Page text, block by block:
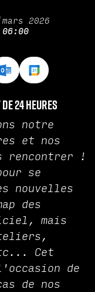
mars 2026
06:00
24 heures
notre
et nos
rencontrer !
se
nouvelles
des
mais
Cet
de
de nos